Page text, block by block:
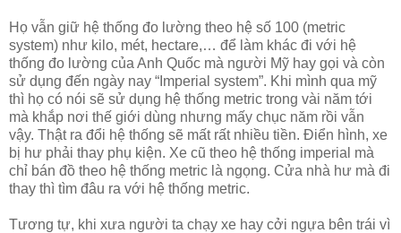
Họ vẫn giữ hệ thống đo lường theo hệ số 100 (metric
system) như kilo, mét, hectare,… để làm khác đi với hệ
thống đo lường của Anh Quốc mà người Mỹ hay gọi và còn
sử dụng đến ngày nay “Imperial system”. Khi mình qua mỹ
thì họ có nói sẽ sử dụng hệ thống metric trong vài năm tới
mà khắp nơi thế giới dùng nhưng mấy chục năm rồi vẫn
vậy. Thật ra đổi hệ thống sẽ mất rất nhiều tiền. Điển hình, xe
bị hư phải thay phụ kiện. Xe cũ theo hệ thống imperial mà
chỉ bán đồ theo hệ thống metric là ngọng. Cửa nhà hư mà đi
thay thì tìm đâu ra với hệ thống metric.
Tương tự, khi xưa người ta chạy xe hay cởi ngựa bên trái vì